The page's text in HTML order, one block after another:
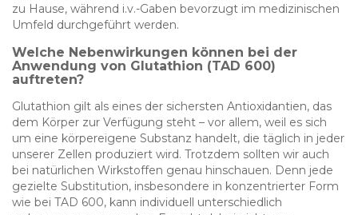
zu Hause, während i.v.-Gaben bevorzugt im medizinischen
Umfeld durchgeführt werden.
Welche Nebenwirkungen können bei der
Anwendung von Glutathion (TAD 600)
auftreten?
Glutathion gilt als eines der sichersten Antioxidantien, das
dem Körper zur Verfügung steht – vor allem, weil es sich
um eine körpereigene Substanz handelt, die täglich in jeder
unserer Zellen produziert wird. Trotzdem sollten wir auch
bei natürlichen Wirkstoffen genau hinschauen. Denn jede
gezielte Substitution, insbesondere in konzentrierter Form
wie bei TAD 600, kann individuell unterschiedlich